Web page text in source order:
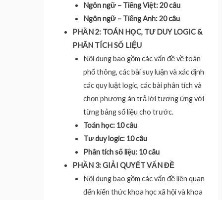
Ngôn ngữ – Tiếng Việt: 20 câu
Ngôn ngữ – Tiếng Anh: 20 câu
PHẦN 2: TOÁN HỌC, TƯ DUY LOGIC &
PHÂN TÍCH SỐ LIỆU
Nội dung bao gồm các vấn đề về toán
phổ thông, các bài suy luận và xác định
các quy luật logic, các bài phân tích và
chọn phương án trả lời tương ứng với
từng bảng số liệu cho trước.
Toán học: 10 câu
Tư duy logic: 10 câu
Phân tích số liệu: 10 câu
PHẦN 3: GIẢI QUYẾT VẤN ĐỀ
Nội dung bao gồm các vấn đề liên quan
đến kiến thức khoa học xã hội và khoa